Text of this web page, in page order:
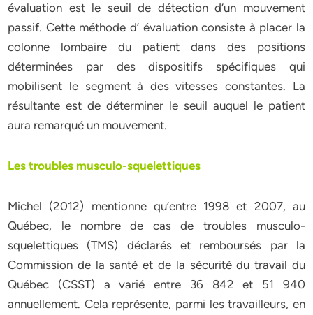
évaluation est le seuil de détection d’un mouvement
passif. Cette méthode d’ évaluation consiste à placer la
colonne lombaire du patient dans des positions
déterminées par des dispositifs spécifiques qui
mobilisent le segment à des vitesses constantes. La
résultante est de déterminer le seuil auquel le patient
aura remarqué un mouvement.
Les troubles musculo-squelettiques
Michel (2012) mentionne qu’entre 1998 et 2007, au
Québec, le nombre de cas de troubles musculo-
squelettiques (TMS) déclarés et remboursés par la
Commission de la santé et de la sécurité du travail du
Québec (CSST) a varié entre 36 842 et 51 940
annuellement. Cela représente, parmi les travailleurs, en